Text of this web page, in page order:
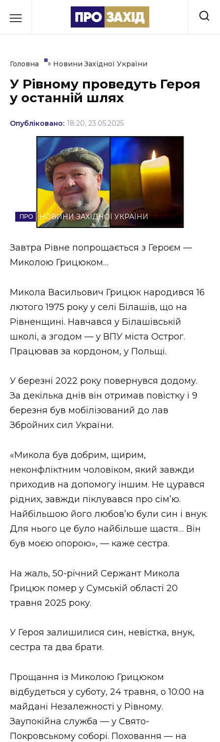
до
Культура
Освіта
Події
Політика
Соціум
Спорт
Стиль життя
Втрачений Ужгород
ЗАКАРПАТСЬКІ НОВИНИ
ФОТО
Головна » Новини Західної України
У Рівному проведуть Героя
у останній шлях
Опубліковано: 18:20, 23.05.2025
НОВИНИ ЗАХІДНОЇ УКРАЇНИ
Завтра Рівне попрощається з Героєм —
Миколою Грицюком…
Микола Васильович Грицюк народився 16
лютого 1975 року у селі Білашів, що на
Рівненщині. Навчався у Білашівській
школі, а згодом — у ВПУ міста Острог.
Працював за кордоном, у Польщі.
У березні 2022 року повернувся додому.
За декілька днів він отримав повістку і 9
березня був мобілізований до лав
Збройних сил України.
«Микола був добрим, щирим,
неконфліктним чоловіком, який завжди
приходив на допомогу іншим. Не цурався
рідних, завжди піклувався про сім’ю.
Найбільшою його любов’ю були син і внук.
Для нього це було найбільше щастя… Він
був моєю опорою», — каже сестра.
На жаль, 50-річний Сержант Микола
Грицюк помер у Сумській області 20
травня 2025 року.
У Героя залишилися син, невістка, внук,
сестра та два брати.
Прощання із Миколою Грицюком
відбудеться у суботу, 24 травня, о 10:00 на
майдані Незалежності у Рівному.
Заупокійна служба — у Свято-
Покровському соборі. Поховання — на